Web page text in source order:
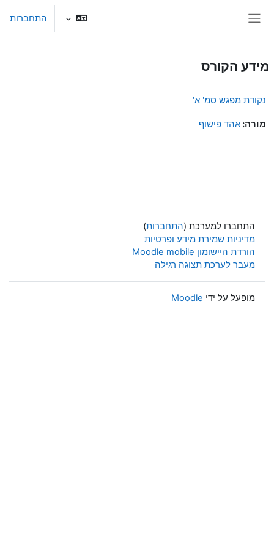
התחברות
מידע הקורס
נקודת מפגש סמ' א'
מורה: אהד פישוף
התחברו למערכת (התחברות)
מדיניות שמירת מידע ופרטיות
הורדת היישומון Moodle mobile
מעבר לערכת תצוגה רגילה
מופעל על ידי Moodle